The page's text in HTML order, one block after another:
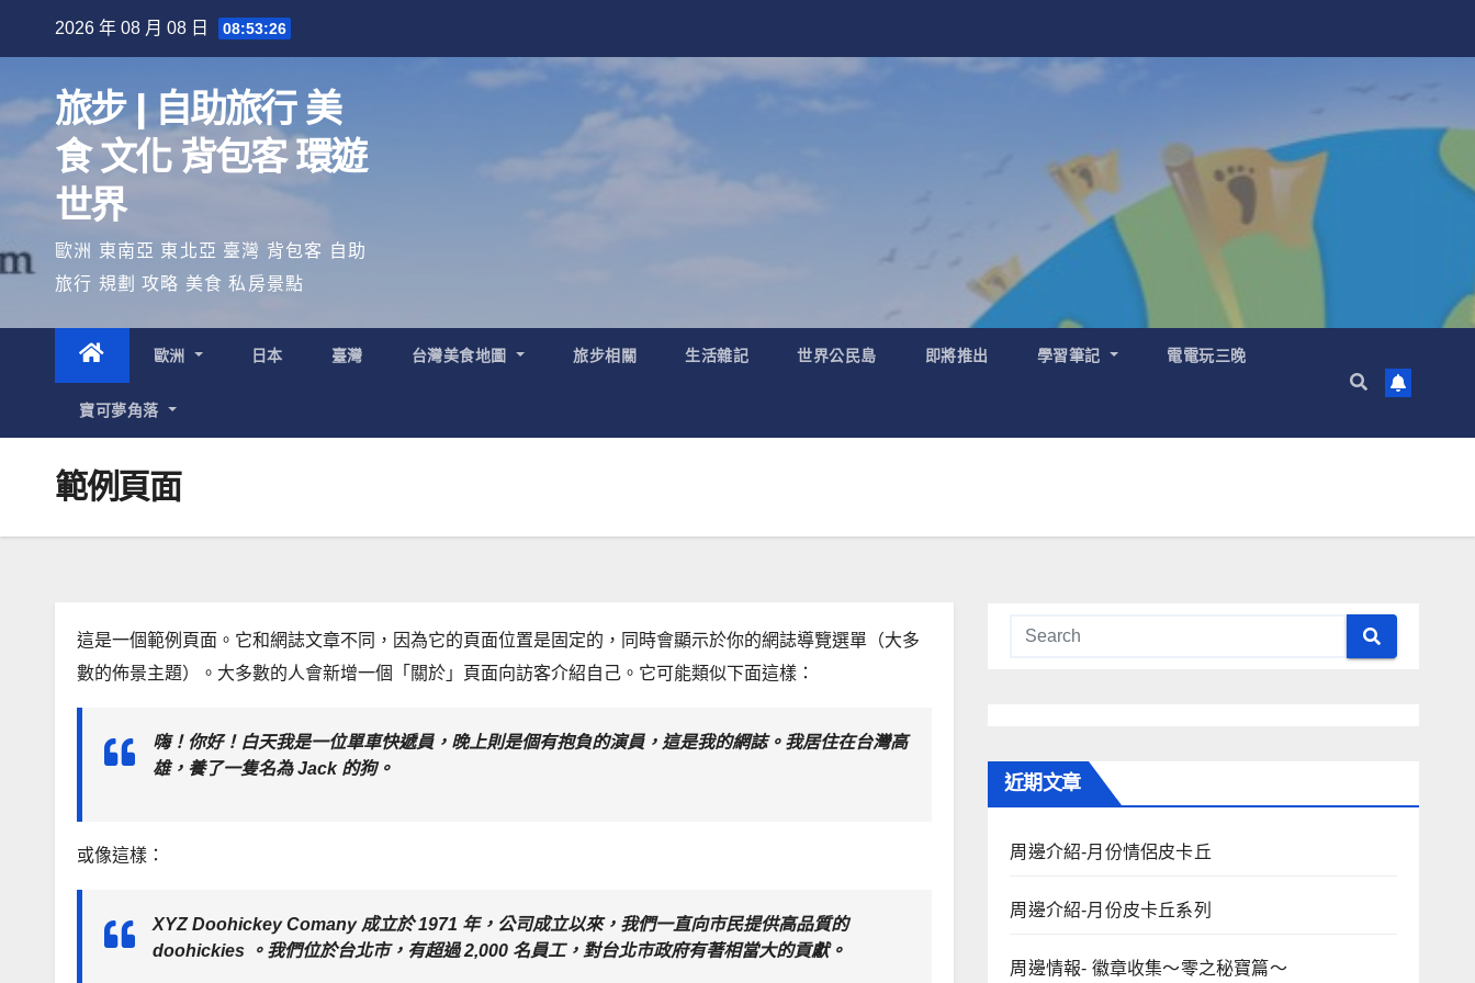
2026 年 08 月 08 日 08:53:26
旅步 | 自助旅行 美
食 文化 背包客 環遊
世界
歐洲 東南亞 東北亞 臺灣 背包客 自助
旅行 規劃 攻略 美食 私房景點
歐洲 日本 臺灣 台灣美食地圖 旅步相關 生活雜記 世界公民島 即將推出 學習筆記 電電玩三晚
寶可夢角落
範例頁面
這是一個範例頁面。它和網誌文章不同，因為它的頁面位置是固定的，同時會顯示於你的網誌導覽選單（大多
數的佈景主題）。大多數的人會新增一個「關於」頁面向訪客介紹自己。它可能類似下面這樣：
嗨！你好！白天我是一位單車快遞員，晚上則是個有抱負的演員，這是我的網誌。我居住在台灣高
雄，養了一隻名為 Jack 的狗。
或像這樣：
XYZ Doohickey Comany 成立於 1971 年，公司成立以來，我們一直向市民提供高品質的
doohickies 。我們位於台北市，有超過 2,000 名員工，對台北市政府有著相當大的貢獻。
近期文章
周邊介紹-月份情侶皮卡丘
周邊介紹-月份皮卡丘系列
周邊情報- 徽章收集～零之秘寶篇～